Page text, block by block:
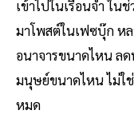
เข้าไปในเรือนจำ ใน
มาโพสต์ในเฟซบุ๊ก ห
อนาจารขนาดไหน ล
มนุษย์ขนาดไหน ไม่ใ
หมด